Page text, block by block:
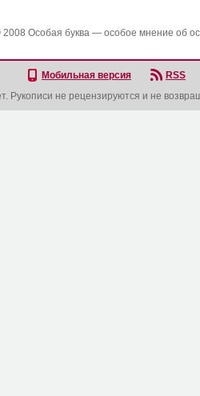
2008 Особая буква — особое мнение об
Мобильная версия
RSS
Рукописи не рецензируются и не